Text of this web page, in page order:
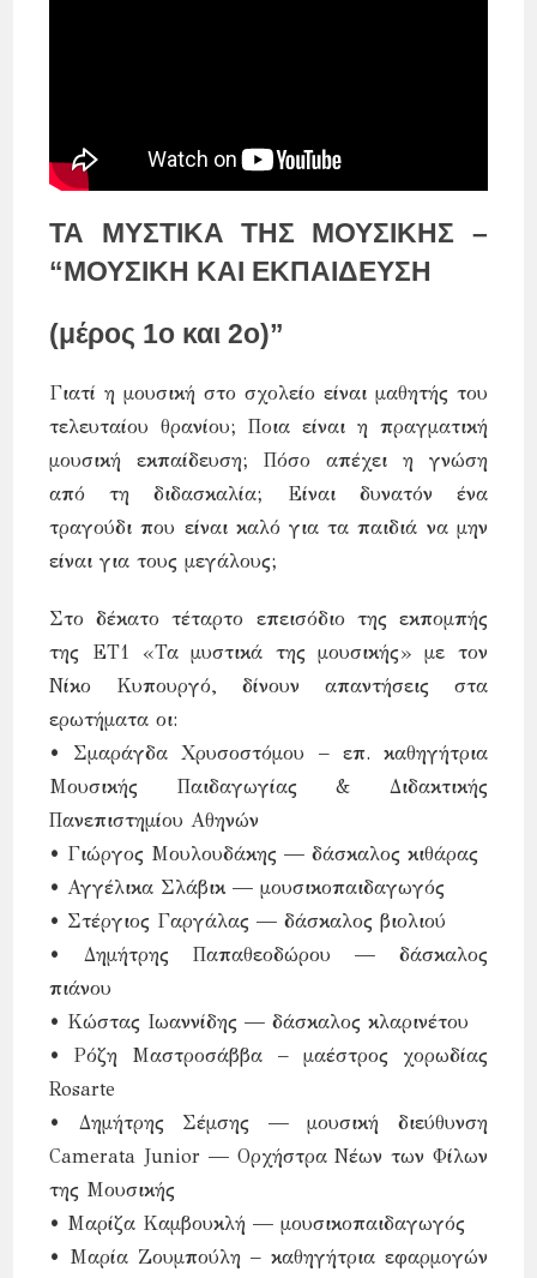
ΤΑ ΜΥΣΤΙΚΑ ΤΗΣ ΜΟΥΣΙΚΗΣ –
“ΜΟΥΣΙΚΗ ΚΑΙ ΕΚΠΑΙΔΕΥΣΗ
(μέρος 1ο και 2ο)”
Γιατί η μουσική στο σχολείο είναι μαθητής του
τελευταίου θρανίου; Ποια είναι η πραγματική
μουσική εκπαίδευση; Πόσο απέχει η γνώση
από τη διδασκαλία; Είναι δυνατόν ένα
τραγούδι που είναι καλό για τα παιδιά να μην
είναι για τους μεγάλους;
Στο δέκατο τέταρτο επεισόδιο της εκπομπής
της ΕΤ1 «Τα μυστικά της μουσικής» με τον
Νίκο Κυπουργό, δίνουν απαντήσεις στα
ερωτήματα οι:
• Σμαράγδα Χρυσοστόμου – επ. καθηγήτρια
Μουσικής Παιδαγωγίας & Διδακτικής
Πανεπιστημίου Αθηνών
• Γιώργος Μουλουδάκης — δάσκαλος κιθάρας
• Αγγέλικα Σλάβικ — μουσικοπαιδαγωγός
• Στέργιος Γαργάλας — δάσκαλος βιολιού
• Δημήτρης Παπαθεοδώρου — δάσκαλος
πιάνου
• Κώστας Ιωαννίδης — δάσκαλος κλαρινέτου
• Ρόζη Μαστροσάββα – μαέστρος χορωδίας
Rosarte
• Δημήτρης Σέμσης — μουσική διεύθυνση
Camerata Junior — Ορχήστρα Νέων των Φίλων
της Μουσικής
• Μαρίζα Καμβουκλή — μουσικοπαιδαγωγός
• Μαρία Ζουμπούλη – καθηγήτρια εφαρμογών